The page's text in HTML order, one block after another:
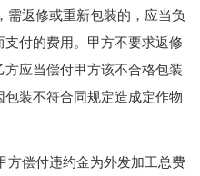
返修或重新包装的，应当负
付的费用。甲方不要求返修
应当偿付甲方该不合格包装
装不符合同规定造成定作物
偿付违约金为外发加工总费